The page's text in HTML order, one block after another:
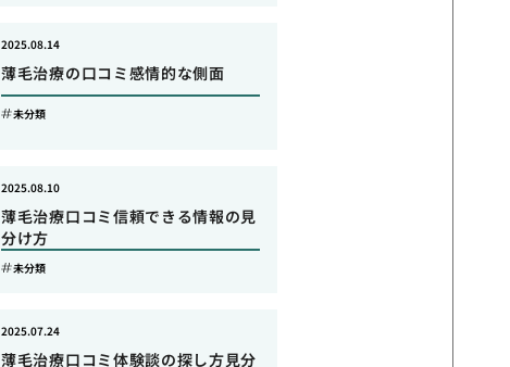
薄毛治療の口コミ感情的な側面
2025.08.14
未分類
薄毛治療口コミ信頼できる情報の見
分け方
2025.08.10
未分類
薄毛治療口コミ体験談の探し方見分
2025.07.24